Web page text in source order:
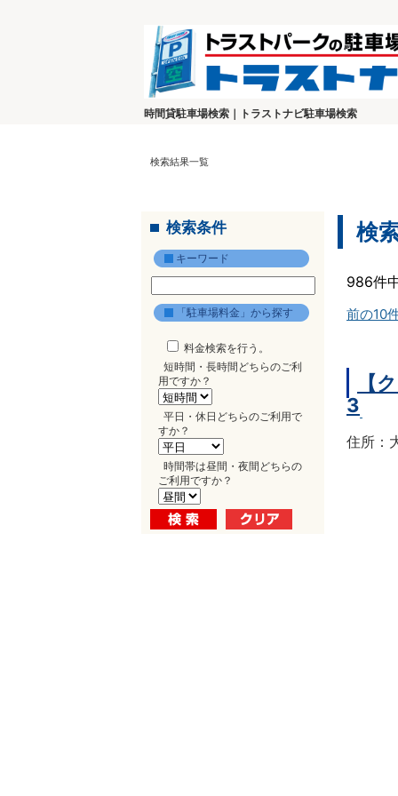
時間貸駐車場検索｜トラストナビ駐車場検索
検索結果一覧
検索条件
キーワード
「駐車場料金」から探す
料金検索を行う。
短時間・長時間どちらのご利
用ですか？
平日・休日どちらのご利用で
すか？
時間帯は昼間・夜間どちらの
ご利用ですか？
検
986件
前の10
【
3
住所：